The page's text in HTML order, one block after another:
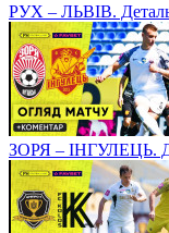
РУХ – ЛЬВІВ.
ЗОРЯ – ІНГУЛЕЦЬ.